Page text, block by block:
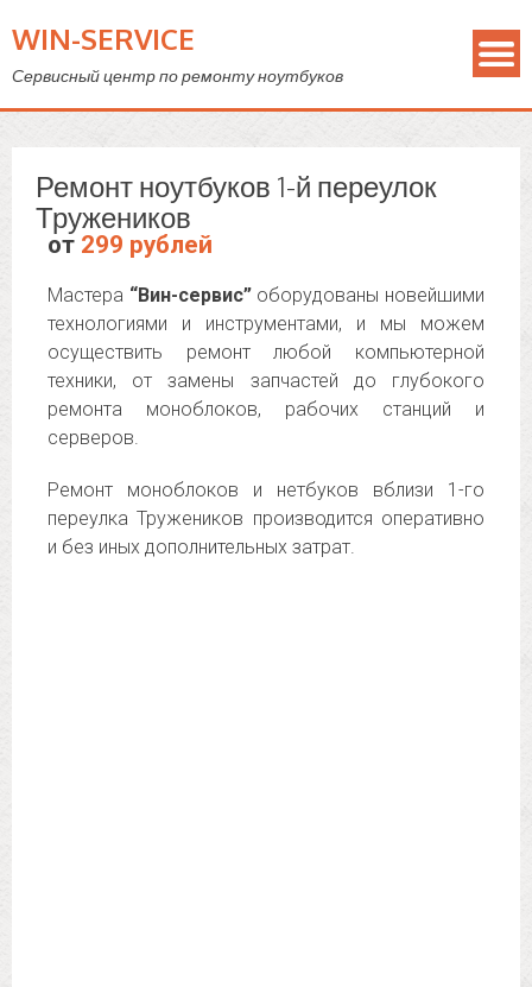
WIN-SERVICE
Сервисный центр по ремонту ноутбуков
Ремонт ноутбуков 1-й переулок
Тружеников
от 299 рублей
Мастера “Вин-сервис”оборудованы новейшими
технологиями и инструментами, и мы можем
осуществить ремонт любой компьютерной
техники, от замены запчастей до глубокого
ремонта моноблоков, рабочих станций и
серверов.
Ремонт моноблоков и нетбуков вблизи 1-го
переулка Тружеников производится оперативно
и без иных дополнительных затрат.